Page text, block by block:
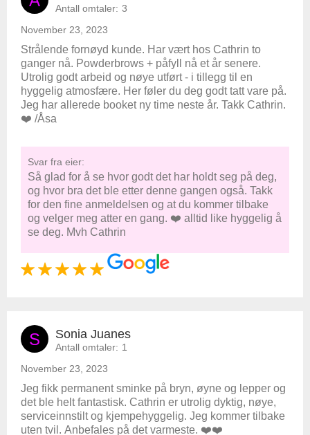
Antall omtaler: 3
November 23, 2023
Strålende fornøyd kunde. Har vært hos Cathrin to
ganger nå. Powderbrows + påfyll nå et år senere.
Utrolig godt arbeid og nøye utført - i tillegg til en
hyggelig atmosfære. Her føler du deg godt tatt vare på.
Jeg har allerede booket ny time neste år. Takk Cathrin.
❤️ /Åsa
Svar fra eier:
Så glad for å se hvor godt det har holdt seg på deg,
og hvor bra det ble etter denne gangen også. Takk
for den fine anmeldelsen og at du kommer tilbake
og velger meg atter en gang. ❤️ alltid like hyggelig å
se deg. Mvh Cathrin
S Sonia Juanes
Antall omtaler: 1
November 23, 2023
Jeg fikk permanent sminke på bryn, øyne og lepper og
det ble helt fantastisk. Cathrin er utrolig dyktig, nøye,
serviceinnstilt og kjempehyggelig. Jeg kommer tilbake
uten tvil. Anbefales på det varmeste. ❤️❤️